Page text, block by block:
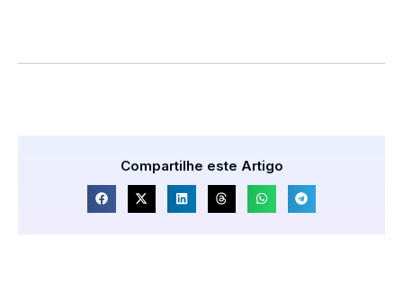
Compartilhe este Artigo